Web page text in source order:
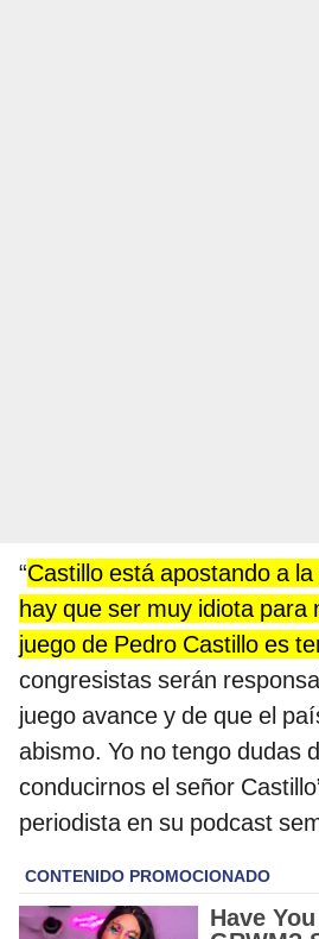
“Castillo está apostando a
hay que ser muy idiota para
juego de Pedro Castillo es
congresistas serán
juego avance y de que el
abismo. Yo no tengo dudas
conducirnos el señor
periodista en su podcast